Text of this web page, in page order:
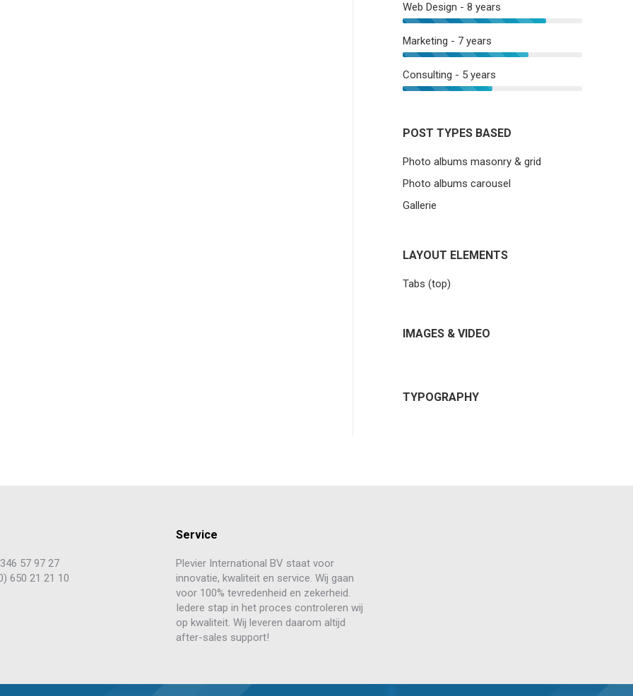
Web Design - 8 years
Marketing - 7 years
Consulting - 5 years
POST TYPES BASED
Photo albums masonry & grid
Photo albums carousel
Gallerie
LAYOUT ELEMENTS
Tabs (top)
IMAGES & VIDEO
TYPOGRAPHY
57 97 27
650 21 21 10
Service
Plevier International BV staat voor
innovatie, kwaliteit en service. Wij gaan
voor 100% tevredenheid en zekerheid.
Iedere stap in het proces controleren wij
op kwaliteit. Wij leveren daarom altijd
after-sales support!